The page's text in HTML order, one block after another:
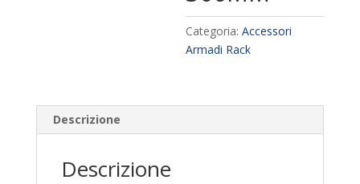
Categoria:Accessori
Armadi Rack
Descrizione
Descrizione